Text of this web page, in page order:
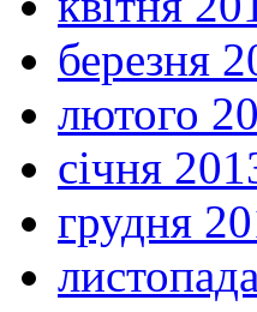
березня
лютого
січня
грудня